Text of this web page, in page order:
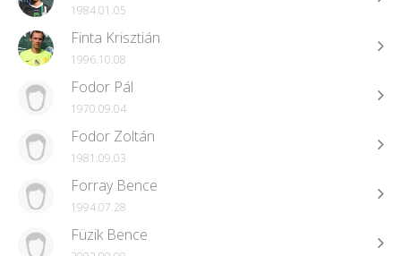
1984.01.05
Finta Krisztián
1996.10.08
Fodor Pál
1970.09.04
Fodor Zoltán
1981.09.03
Forray Bence
1994.07.28
Füzik Bence